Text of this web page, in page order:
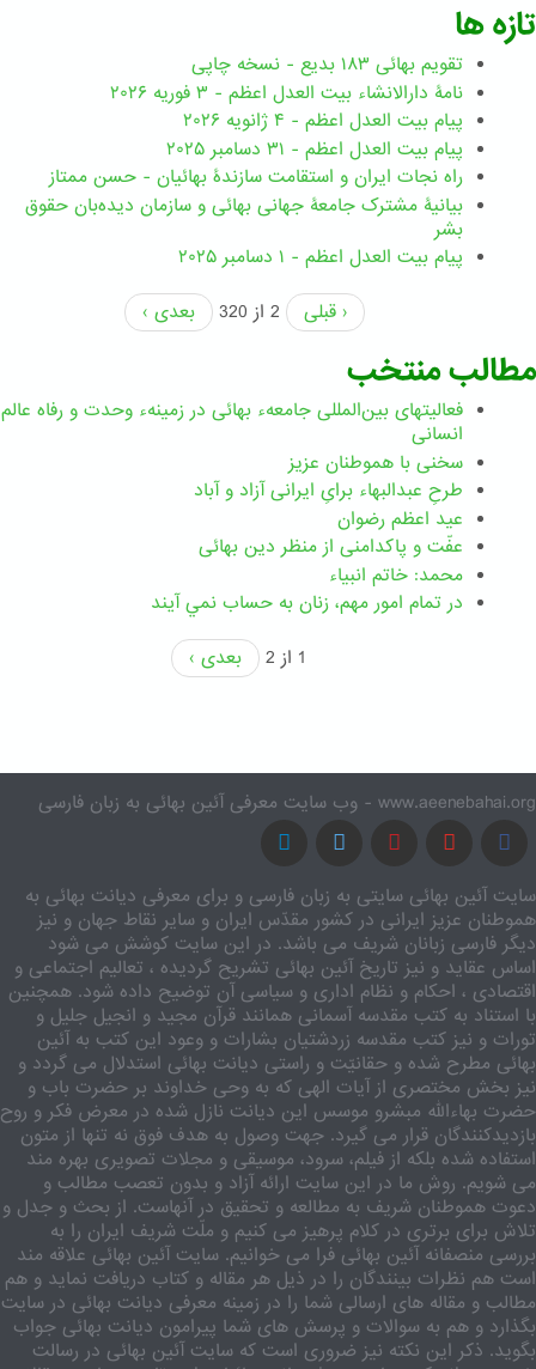
تازه ها
تقویم بهائی ۱۸۳ بدیع - نسخه چاپی
نامۀ دارالانشاء بیت العدل اعظم - ۳ فوریه ۲۰۲۶
پیام بیت العدل اعظم - ۴ ژانویه ۲۰۲۶
پیام بیت العدل اعظم - ۳۱ دسامبر ۲۰۲۵
راه نجات ایران و استقامت سازندۀ بهائیان - حسن ممتاز
بیانیۀ مشترک جامعۀ جهانی بهائی و سازمان دیده‌بان حقوق
بشر
پیام بیت العدل اعظم - ۱ دسامبر ۲۰۲۵
‹ قبلی
2 از 320 بعدی ›
مطالب منتخب
فعالیتهای بین‌المللی جامعهء بهائی در زمینهء وحدت و رفاه عالم
انسانی
سخنی با هموطنان عزیز
طرحِ عبدالبهاء برایِ ایرانی آزاد و آباد
عید اعظم رضوان
عفّت و پاکدامنی از منظر دین بهائی
محمد: خاتم انبیاء
در تمام امور مهم،‌ زنان به حساب نمي آيند
1 از 2
بعدی ›
www.aeenebahai.org - وب سایت معرفی آئین بهائی به زبان فارسی
سایت آئین بهائی سایتی به زبان فارسی و برای معرفی دیانت بهائی به
هموطنان عزیز ایرانی در کشور مقدّس ایران و سایر نقاط جهان و نیز
دیگر فارسی زبانان شریف می باشد. در این سایت کوشش می شود
اساس عقاید و نیز تاریخ آئین بهائی تشریح گردیده ، تعالیم اجتماعی و
اقتصادی ، احکام و نظام اداری و سیاسی آن توضیح داده شود. همچنین
با استناد به کتب مقدسه آسمانی همانند قرآن مجید و انجیل جلیل و
تورات و نیز کتب مقدسه زردشتیان بشارات و وعود این کتب به آئین
بهائی مطرح شده و حقانیّت و راستی دیانت بهائی استدلال می گردد و
نیز بخش مختصری از آیات الهی که به وحی خداوند بر حضرت باب و
حضرت بهاءالله مبشرو موسس این دیانت نازل شده در معرض فکر و روح
بازدیدکنندگان قرار می گیرد. جهت وصول به هدف فوق نه تنها از متون
استفاده شده بلکه از فیلم، سرود، موسیقی و مجلات تصویری بهره مند
می شویم. روش ما در این سایت ارائه آزاد و بدون تعصب مطالب و
دعوت هموطنان شریف به مطالعه و تحقیق در آنهاست. از بحث و جدل و
تلاش برای برتری در کلام پرهیز می کنیم و ملّت شریف ایران را به
بررسی منصفانه آئین بهائی فرا می خوانیم. سایت آئین بهائی علاقه مند
است هم نظرات بینندگان را در ذیل هر مقاله و کتاب دریافت نماید و هم
مطالب و مقاله های ارسالی شما را در زمینه معرفی دیانت بهائی در سایت
بگذارد و هم به سوالات و پرسش های شما پیرامون دیانت بهائی جواب
بگوید. ذکر این نکته نیز ضروری است که سایت آئین بهائی در رسالت